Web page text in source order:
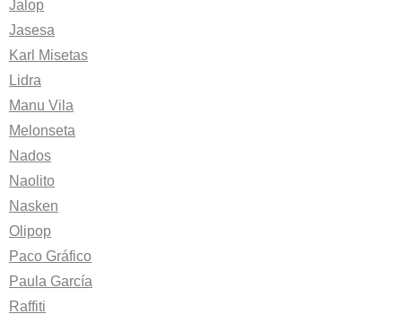
Jalop
Jasesa
Karl Misetas
Lidra
Manu Vila
Melonseta
Nados
Naolito
Nasken
Olipop
Paco Gráfico
Paula García
Raffiti